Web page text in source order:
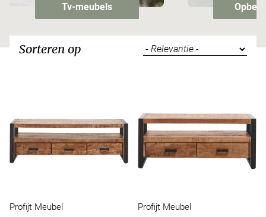
Tv-meubels
Sorteren op
Profijt Meubel Profijt Meubel